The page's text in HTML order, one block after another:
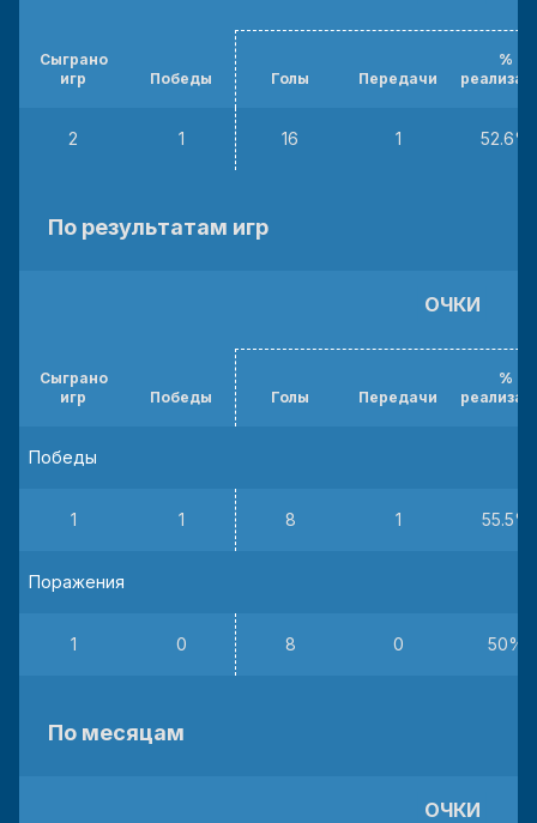
Сыграно
игр
Победы Голы Передачи
%
2 1 16 1 52.6%
По результатам игр
Сыграно
игр
Победы
ОЧКИ
Голы Передачи
%
Победы
1 1 8 1 55.5%
Поражения
1 0 8 0 50%
По месяцам
ОЧКИ